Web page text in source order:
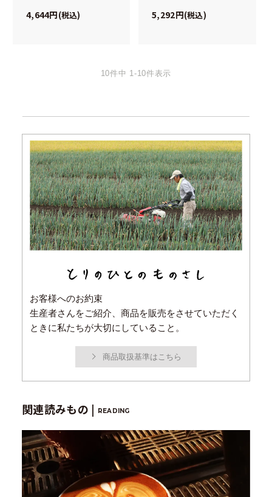
4,644 税込 5,292 税込
10件中 1-10件表示
お客様へのお約束
生産者さんをご紹介、商品を販売をさせていただく
ときに私たちが大切にしていること。
商品取扱基準はこちら
関連読みもの | READING